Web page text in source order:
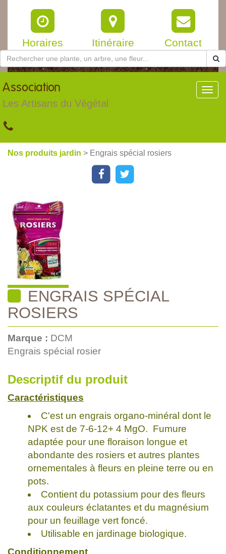
Horaires Itinéraire Contact
Association
Les Artisans du Végétal
Nos produits jardin > Engrais spécial rosiers
ENGRAIS SPÉCIAL
ROSIERS
Marque : DCM
Engrais spécial rosier
Descriptif du produit
Caractéristiques
C'est un engrais organo-minéral dont le
NPK est de 7-6-12+ 4 MgO. Fumure
adaptée pour une floraison longue et
abondante des rosiers et autres plantes
ornementales à fleurs en pleine terre ou en
pots.
Contient du potassium pour des fleurs
aux couleurs éclatantes et du magnésium
pour un feuillage vert foncé.
Utilisable en jardinage biologique.
Conditionnement